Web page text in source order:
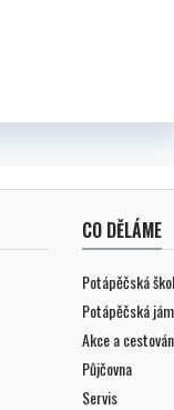
CO DĚLÁME
Potápěčská
Potápěčská
Akce a
Půjčovna
Servis